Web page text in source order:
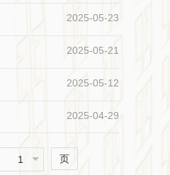
2025-05-23
2025-05-21
2025-05-12
2025-04-29
1 页